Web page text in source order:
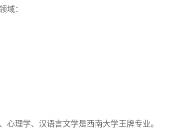
：
理学、汉语言文学是西南大学王牌专业。